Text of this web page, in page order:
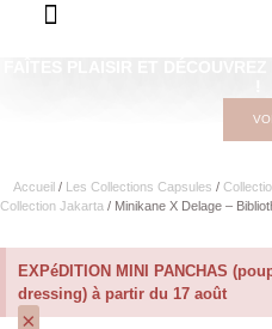
Accueil / Les Collections Capsules /
Collection Jakarta / Minikane X Delage –
EXPéDITION MINI PANCHAS
dressing) à partir du 17 août
×